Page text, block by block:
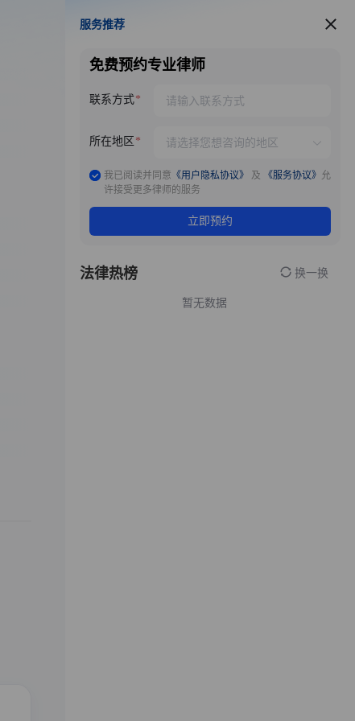
服务推荐
服务推荐
免费预约专业律师
联系方式
所在地区
我已阅读并同意 《用户隐私协议》 及 《服务协议》 允
许接受更多律师的服务
立即预约
法律热榜 换一换
暂无数据